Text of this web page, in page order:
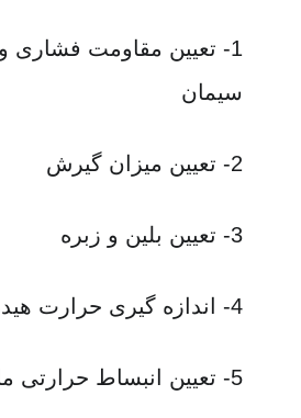
1- تعيين مقاومت
سيمان
2- تعيين ميزان گيرش
3- تعيين بلين و زبره
4- اندازه گيری حرارت هيدراتاسيون
5- تعيين انبساط حرارتی ملات (اتوکلاو)